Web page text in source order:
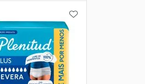
Menos
AOS FAVORITOSADICIONAR AOS